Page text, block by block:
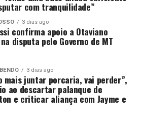
a três meses de
compulsório.
com tranquilidade”
3 dias ago
confirma apoio a Otaviano
disputa pelo Governo de MT
3 dias ago
mais juntar porcaria, vai perder”,
ao descartar palanque de
e criticar aliança com Jayme e